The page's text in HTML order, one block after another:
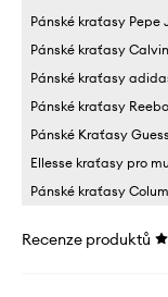
Pánské kraťasy Pepe
Pánské kraťasy
Pánské kraťasy
Pánské kraťasy
Pánské Kraťasy Guess
Ellesse kraťasy pro
Pánské kraťasy
Recenze produktů